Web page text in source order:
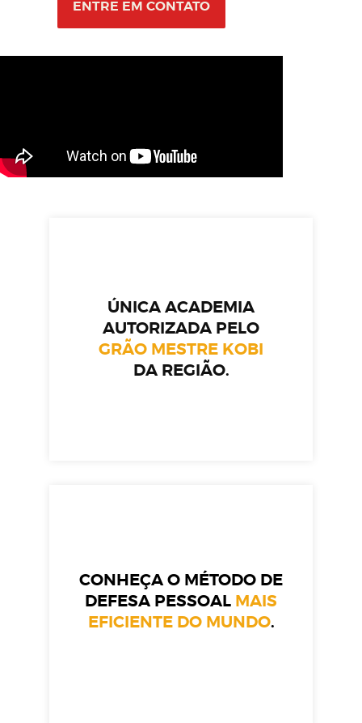
ENTRE EM CONTATO
ÚNICA ACADEMIA
AUTORIZADA PELO
GRÃO MESTRE KOBI
DA REGIÃO.
CONHEÇA O MÉTODO DE
DEFESA PESSOAL MAIS
EFICIENTE DO MUNDO.